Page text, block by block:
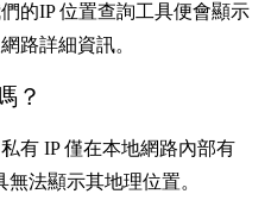
的IP 位置查詢工具便會顯示
路詳細資訊。
？
有 IP 僅在本地網路內部有
法顯示其地理位置。